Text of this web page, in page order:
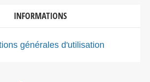
INFORMATIONS
générales d'utilisation